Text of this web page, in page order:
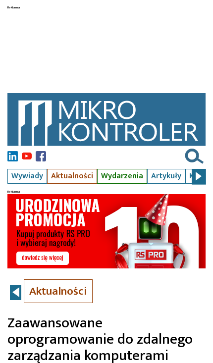
Wywiady Aktualności Wydarzenia Artykuły Kursy
Aktualności
Zaawansowane
oprogramowanie do zdalnego
zarządzania komputerami